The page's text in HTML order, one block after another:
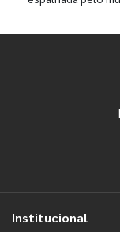
Institucional